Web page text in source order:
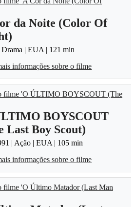
da Noite (Color Of
Drama | EUA | 121 min
informações sobre o filme
BOYSCOUT
Last Boy Scout)
| Ação | EUA | 105 min
informações sobre o filme